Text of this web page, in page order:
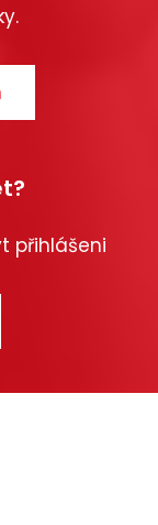
přihlášeni